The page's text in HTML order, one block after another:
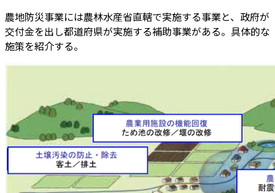
農地防災事業には農林水産省直轄で実施する事業と、政府が
交付金を出し都道府県が実施する補助事業がある。具体的な
施策を紹介する。